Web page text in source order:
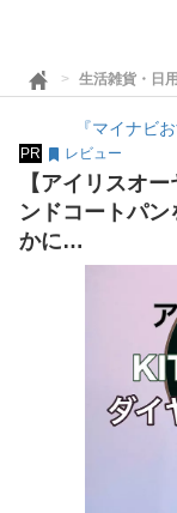
生活雑貨・日
『マイナビ
PR レビュー
【アイリスオ
ンドコートパ
かに…